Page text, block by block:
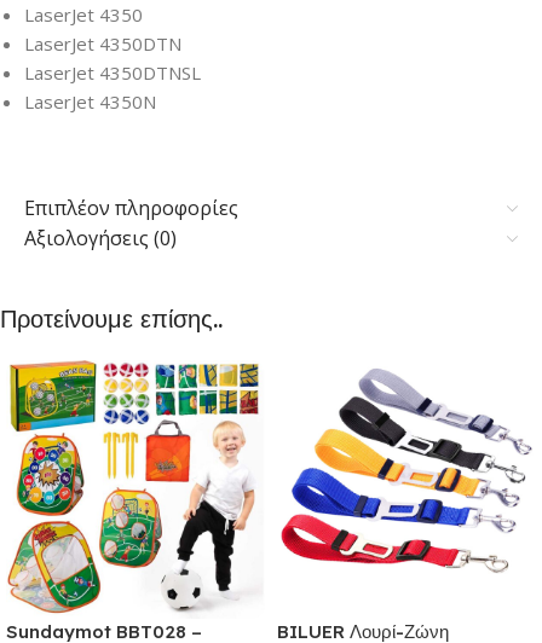
LaserJet 4350
LaserJet 4350DTN
LaserJet 4350DTNSL
LaserJet 4350N
Επιπλέον πληροφορίες
Αξιολογήσεις (0)
Προτείνουμε επίσης..
Sundaymot BBT028 –
BILUER Λουρί-Ζώνη